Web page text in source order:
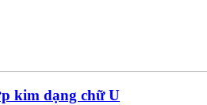
kim dạng chữ U